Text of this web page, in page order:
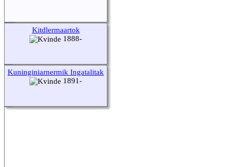
Kitdlermaartok
1888-
Kuninginiarnermik Ingatalitak
1891-